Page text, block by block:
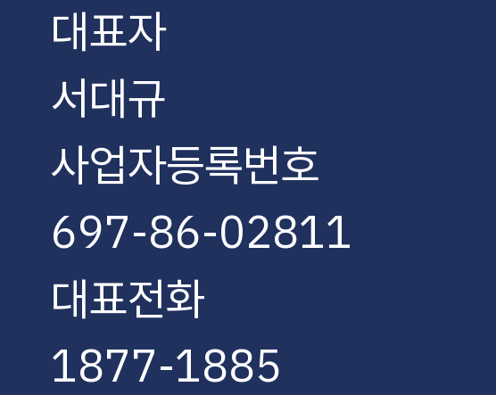
대표자
서대규
사업자등록번호
697-86-02811
대표전화
1877-1885